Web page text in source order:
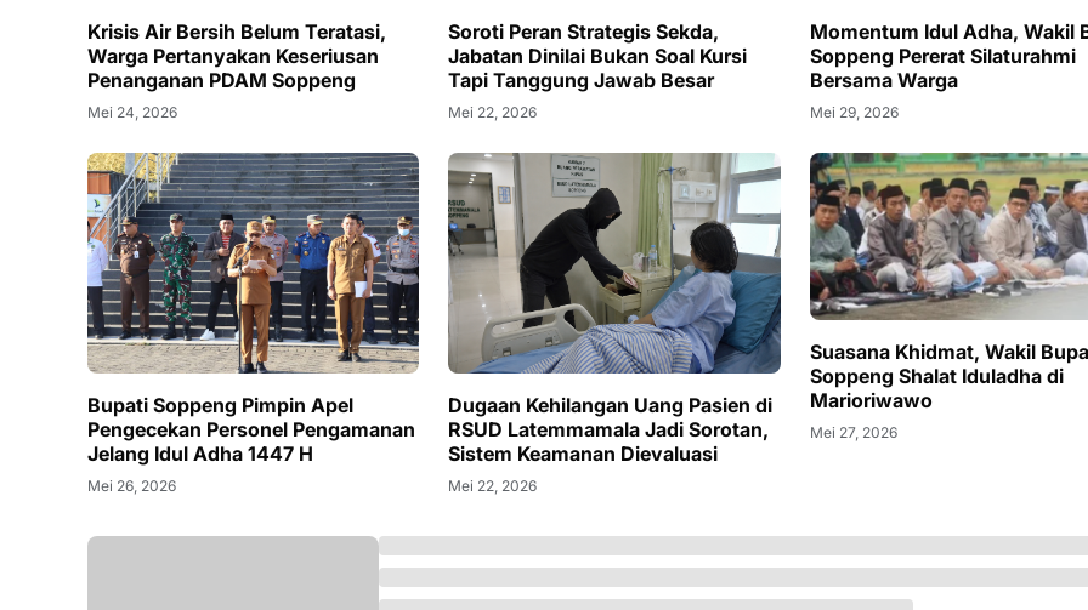
Krisis Air Bersih Belum Teratasi,
Warga Pertanyakan Keseriusan
Penanganan PDAM Soppeng
Mei 24, 2026
Soroti Peran Strategis Sekda,
Jabatan Dinilai Bukan Soal Kursi
Tapi Tanggung Jawab Besar
Mei 22, 2026
Momentum Idul Adha, Wakil
Soppeng Pererat Silaturahmi
Bersama Warga
Mei 29, 2026
Bupati Soppeng Pimpin Apel
Pengecekan Personel Pengamanan
Jelang Idul Adha 1447 H
Mei 26, 2026
Dugaan Kehilangan Uang Pasien di
RSUD Latemmamala Jadi Sorotan,
Sistem Keamanan Dievaluasi
Mei 22, 2026
Suasana Khidmat, Wakil
Soppeng Shalat Iduladha di
Marioriwawo
Mei 27, 2026